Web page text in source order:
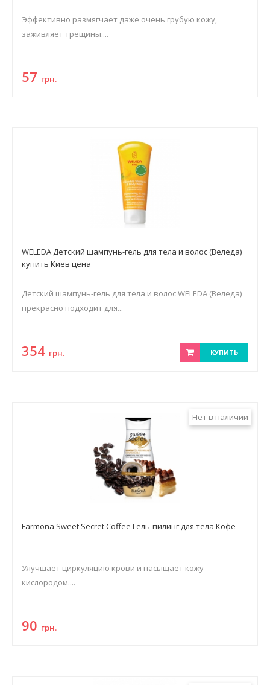
Эффективно размягчает даже очень грубую кожу,
заживляет трещины....
57 грн.
WELEDA Детский шампунь-гель для тела и волос (Веледа)
купить Киев цена
Детский шампунь-гель для тела и волос WELEDA (Веледа)
прекрасно подходит для...
354 грн. КУПИТЬ
Нет в наличии
Farmona Sweet Secret Coffee Гель-пилинг для тела Кофе
Улучшает циркуляцию крови и насыщает кожу
кислородом....
90 грн.